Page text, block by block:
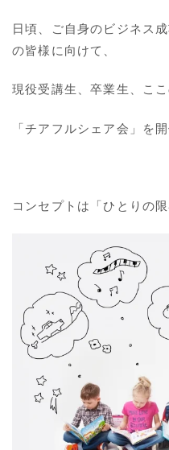
日頃、ご自身のビジネス
の皆様に向けて、
現役受講生、卒業生、こ
「チアフルシェア会」を
コンセプトは「ひとりの